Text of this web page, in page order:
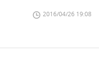
2016/04/26 19:08